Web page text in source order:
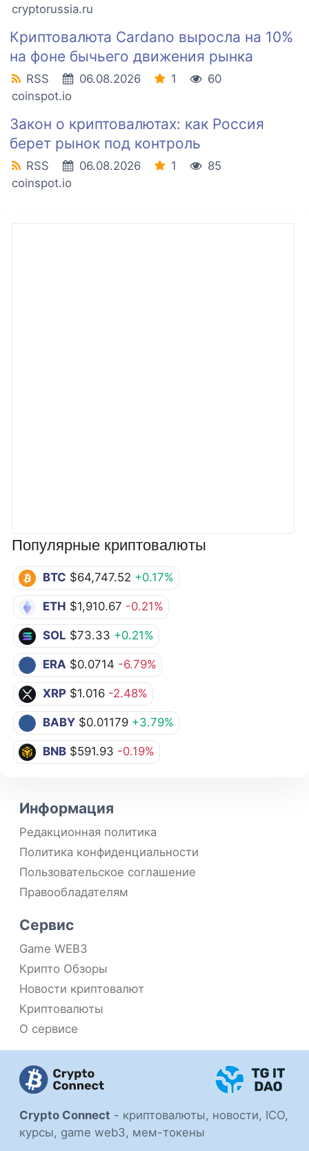
Популярные криптовалюты
BTC $64,747.52 +0.17%
ETH $1,910.67 -0.21%
SOL $73.33 +0.21%
ERA $0.0714 -6.79%
XRP $1.016 -2.48%
BABY $0.01179 +3.79%
BNB $591.93 -0.19%
cryptorussia.ru
Криптовалюта Cardano выросла на 10%
на фоне бычьего движения рынка
RSS 06.08.2026 1
60
coinspot.io
Закон о криптовалютах: как Россия
берет рынок под контроль
RSS 06.08.2026 1
85
coinspot.io
Crypto Connect - криптовалюты, новости, ICO,
курсы, game web3, мем-токены
Информация
Редакционная политика
Политика конфиденциальности
Пользовательское соглашение
Правообладателям
Сервис
Game WEB3
Крипто Обзоры
Новости криптовалют
Криптовалюты
О сервисе